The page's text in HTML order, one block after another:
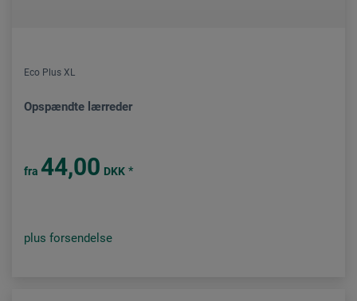
Eco Plus XL
Opspændte lærreder
fra 44,00 DKK *
plus forsendelse